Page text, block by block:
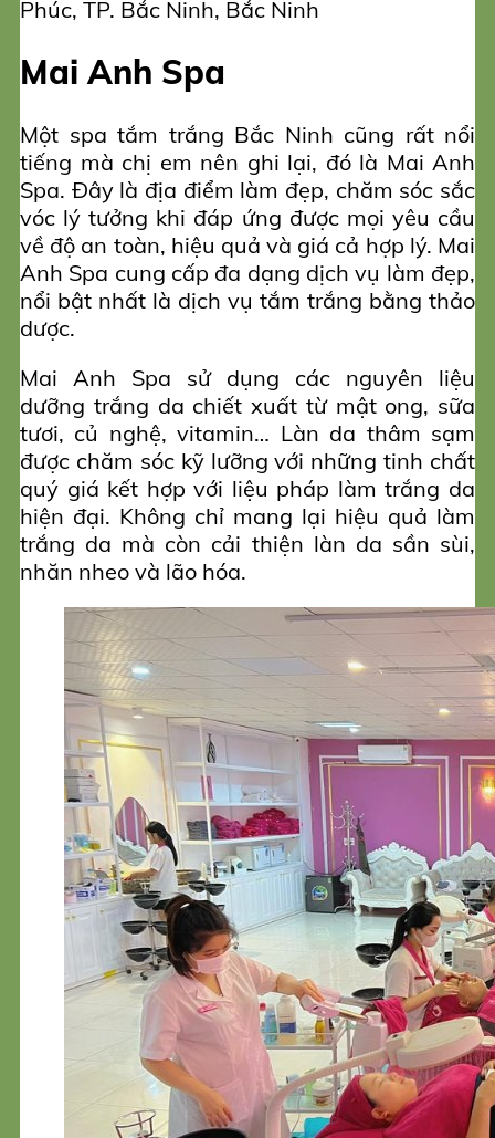
Phúc, TP. Bắc Ninh, Bắc Ninh
Mai Anh Spa
Một spa tắm trắng Bắc Ninh cũng rất nổi
tiếng mà chị em nên ghi lại, đó là Mai Anh
Spa. Đây là địa điểm làm đẹp, chăm sóc sắc
vóc lý tưởng khi đáp ứng được mọi yêu cầu
về độ an toàn, hiệu quả và giá cả hợp lý. Mai
Anh Spa cung cấp đa dạng dịch vụ làm đẹp,
nổi bật nhất là dịch vụ tắm trắng bằng thảo
dược.
Mai Anh Spa sử dụng các nguyên liệu
dưỡng trắng da chiết xuất từ mật ong, sữa
tươi, củ nghệ, vitamin… Làn da thâm sạm
được chăm sóc kỹ lưỡng với những tinh chất
quý giá kết hợp với liệu pháp làm trắng da
hiện đại. Không chỉ mang lại hiệu quả làm
trắng da mà còn cải thiện làn da sần sùi,
nhăn nheo và lão hóa.